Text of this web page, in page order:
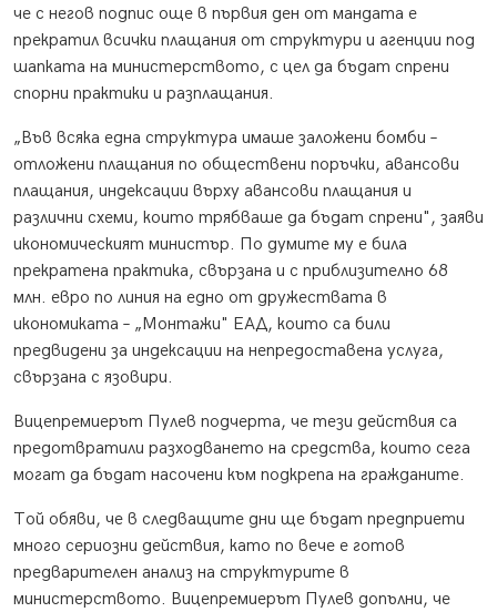
че с негов подпис още в първия ден от мандата е
прекратил всички плащания от структури и агенции под
шапката на министерството, с цел да бъдат спрени
спорни практики и разплащания.
„Във всяка една структура имаше заложени бомби –
отложени плащания по обществени поръчки, авансови
плащания, индексации върху авансови плащания и
различни схеми, които трябваше да бъдат спрени", заяви
икономическият министър. По думите му е била
прекратена практика, свързана и с приблизително 68
млн. евро по линия на едно от дружествата в
икономиката – „Монтажи" ЕАД, които са били
предвидени за индексации на непредоставена услуга,
свързана с язовири.
Вицепремиерът Пулев подчерта, че тези действия са
предотвратили разходването на средства, които сега
могат да бъдат насочени към подкрепа на гражданите.
Той обяви, че в следващите дни ще бъдат предприети
много сериозни действия, като по вече е готов
предварителен анализ на структурите в
министерството. Вицепремиерът Пулев допълни, че